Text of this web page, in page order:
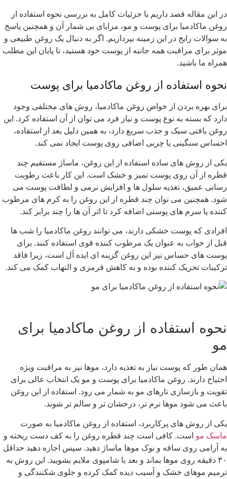
قصد داریم با جزئیات کامل به بررسی نحوه استفاده از
برای پوست و مو، مزایای بی شمار آن و همچنین پاسخ
در این زمینه بپردازیم. اگر به دنبال یک روغن طبیعی و
همه جانبه از پوست خود هستید، تا پایان این مطلب
از روغن ماکادمیا برای پوست
از خواص روغن ماکادمیا، روش های مختلفی وجود
به نوع پوست و نیاز فرد می توان از آن استفاده کرد. این
سبک و جذب سریع دارد، به همین دلیل بعد از استفاده،
یا چربی اضافی روی پوست ایجاد نمی کند.
های ساده استفاده از این روغن، ماساژ مستقیم چند
روی پوست تمیز و خشک است. این کار باعث رطوبت
تغذیه سلول ها و افزایش نرمی و لطافت پوست می
می توان چند قطره از این روغن را به کرم های مرطوب
های پوستی اضافه کرد تا اثر آن ها را چند برابر کند.
خشکی دارند، می توانند روغن ماکادمیا را شب ها
به عنوان یک مرطوب کننده قوی استفاده کنند. برای
نیز این روغن گزینه ای ایده آل است، زیرا فاقد
کننده بوده و به کاهش قرمزی و التهاب کمک می کند.
از روغن ماکادمیا برای
پوست نیاز به تغذیه دارد، موها نیز به مراقبت ویژه
روغن ماکادمیا برای پوست و مو یک انتخاب عالی برای
تارهای مو به شمار می رود. استفاده از این روغن
موها نرم تر، درخشان تر و سالم تر شوند.
های پرکاربرد، استفاده از روغن ماکادمیا به صورت
کافی است چند قطره روغن را به کف دست ریخته و
ساقه و نوک موها ماساژ دهید. سپس اجازه دهید حداقل
روی موها بماند و بعد با شامپوی ملایم بشویید. این روش به
خشک و آسیب دیده کمک کرده و جلوی شکنندگی و